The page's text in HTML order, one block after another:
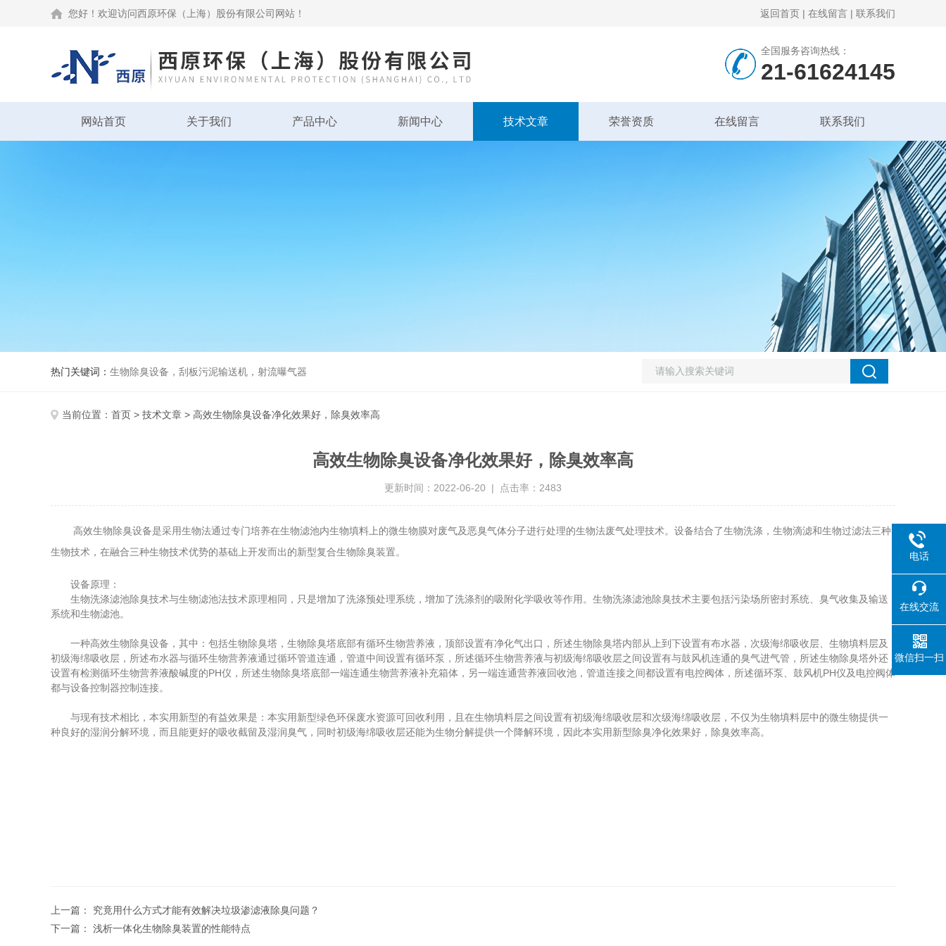
您好！欢迎访问西原环保（上海）股份有限公司网站！ 返回首页 | 在线留言 | 联系我们
全国服务咨询热线：
21-61624145
网站首页 关于我们 产品中心 新闻中心 技术文章 荣誉资质 在线留言 联系我们
热门关键词： 生物除臭设备，刮板污泥输送机，射流曝气器
当前位置： 首页 > 技术文章 > 高效生物除臭设备净化效果好，除臭效率高
高效生物除臭设备净化效果好，除臭效率高
更新时间：2022-06-20 | 点击率：2483
高效生物除臭设备是采用生物法通过专门培养在生物滤池内生物填料上的微生物膜对废气及恶臭气体分子进行处理的生物法废气处理技术。设备结合了生物洗涤，生物滴滤和生物过滤法三种
生物技术，在融合三种生物技术优势的基础上开发而出的新型复合生物除臭装置。
设备原理：
生物洗涤滤池除臭技术与生物滤池法技术原理相同，只是增加了洗涤预处理系统，增加了洗涤剂的吸附化学吸收等作用。生物洗涤滤池除臭技术主要包括污染场所密封系统、臭气收集及输送
系统和生物滤池。
一种高效生物除臭设备，其中：包括生物除臭塔，生物除臭塔底部有循环生物营养液，顶部设置有净化气出口，所述生物除臭塔内部从上到下设置有布水器，次级海绵吸收层、生物填料层及
初级海绵吸收层，所述布水器与循环生物营养液通过循环管道连通，管道中间设置有循环泵，所述循环生物营养液与初级海绵吸收层之间设置有与鼓风机连通的臭气进气管，所述生物除臭塔外还
设置有检测循环生物营养液酸碱度的PH仪，所述生物除臭塔底部一端连通生物营养液补充箱体，另一端连通营养液回收池，管道连接之间都设置有电控阀体，所述循环泵、鼓风机PH仪及电控阀体
都与设备控制器控制连接。
与现有技术相比，本实用新型的有益效果是：本实用新型绿色环保废水资源可回收利用，且在生物填料层之间设置有初级海绵吸收层和次级海绵吸收层，不仅为生物填料层中的微生物提供一
种良好的湿润分解环境，而且能更好的吸收截留及湿润臭气，同时初级海绵吸收层还能为生物分解提供一个降解环境，因此本实用新型除臭净化效果好，除臭效率高。
上一篇： 究竟用什么方式才能有效解决垃圾渗滤液除臭问题？
下一篇： 浅析一体化生物除臭装置的性能特点
电话
在线交流
微信扫一扫